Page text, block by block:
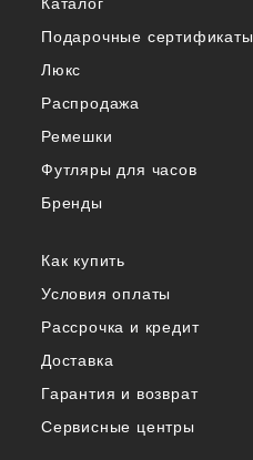
Подарочные сертификаты
Люкс
Распродажа
Ремешки
Футляры для часов
Бренды
Как купить
Условия оплаты
Рассрочка и кредит
Доставка
Гарантия и возврат
Сервисные центры